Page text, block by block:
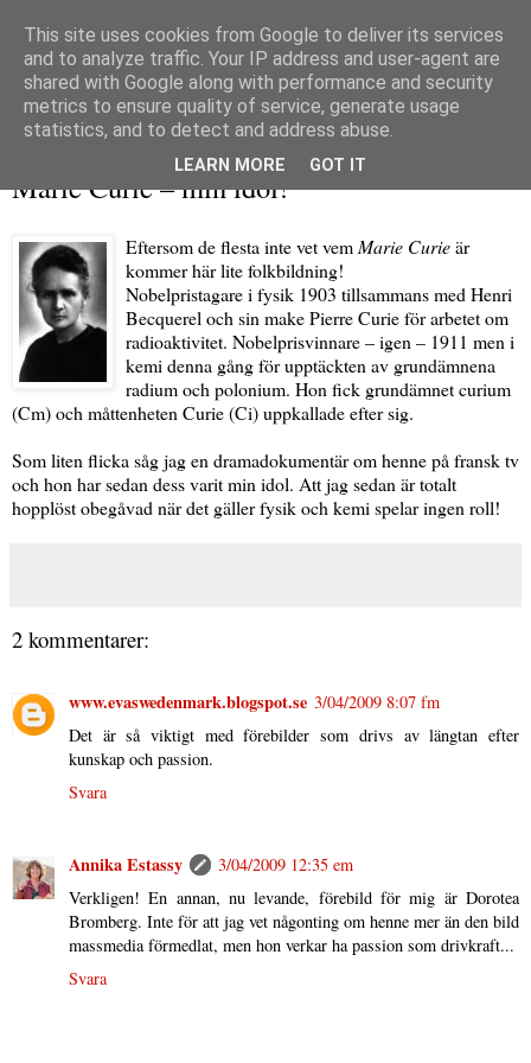
Marie Curie – min idol!
Eftersom de flesta inte vet vem Marie Curieär
kommer här lite folkbildning!
Nobelpristagare i fysik 1903 tillsammans med Henri
Becquerel och sin make Pierre Curie för arbetet om
radioaktivitet. Nobelprisvinnare – igen – 1911 men i
kemi denna gång för upptäckten av grundämnena
radium och polonium. Hon fick grundämnet curium
(Cm) och måttenheten Curie (Ci) uppkallade efter sig.
Som liten flicka såg jag en dramadokumentär om henne på fransk tv
och hon har sedan dess varit min idol. Att jag sedan är totalt
hopplöst obegåvad när det gäller fysik och kemi spelar ingen roll!
2 kommentarer:
www.evaswedenmark.blogspot.se 3/04/2009 8:07 fm
Det är så viktigt med förebilder som drivs av längtan efter
kunskap och passion.
Svara
Annika Estassy
3/04/2009 12:35 em
Verkligen! En annan, nu levande, förebild för mig är Dorotea
Bromberg. Inte för att jag vet någonting om henne mer än den bild
massmedia förmedlat, men hon verkar ha passion som drivkraft...
Svara
This site uses cookies from Google to deliver its services
and to analyze traffic. Your IP address and user-agent are
shared with Google along with performance and security
metrics to ensure quality of service, generate usage
statistics, and to detect and address abuse.
LEARN MORE GOT IT